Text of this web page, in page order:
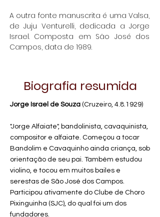
A outra fonte manuscrita é uma Valsa,
de Juju Venturelli, dedicada a Jorge
Israel. Composta em São José dos
Campos, data de 1989.
Biografia resumida
Jorge Israel de Souza (Cruzeiro, 4.8.1929)
"Jorge Alfaiate", bandolinista, cavaquinista,
compositor e alfaiate. Começou a tocar
Bandolim e Cavaquinho ainda criança, sob
orientação de seu pai. Também estudou
violino, e tocou em muitos bailes e
serestas de São José dos Campos.
Participou ativamente do Clube de Choro
Pixinguinha (SJC), do qual foi um dos
fundadores.